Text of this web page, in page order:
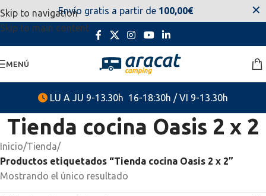
Skip to navigation
Skip to main content
estaremos disponibles. Disculpen las molestias.
MENÚ
LU A JU 9-13.30h 16-18:30h / VI 9-13.30h
Tienda cocina Oasis 2 x 2
Inicio/Tienda/
Productos etiquetados “Tienda cocina Oasis 2 x 2”
Mostrando el único resultado
Envío gratis a partir de 100,00€ ✕